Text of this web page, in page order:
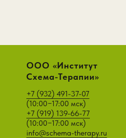
ООО «Институт
Схема-Терапии»
+7 (932) 491-37-07
(10:00−17:00 мск)
+7 (919) 139-66-77
(10:00−17:00 мск)
info@schema-therapy.ru